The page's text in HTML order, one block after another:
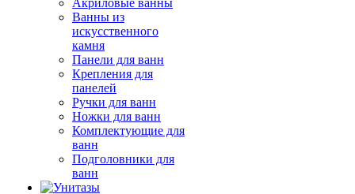
Акриловые ванны
Ванны из
искусственного
камня
Панели для ванн
Крепления для
панелей
Ручки для ванн
Ножки для ванн
Комплектующие для
ванн
Подголовники для
ванн